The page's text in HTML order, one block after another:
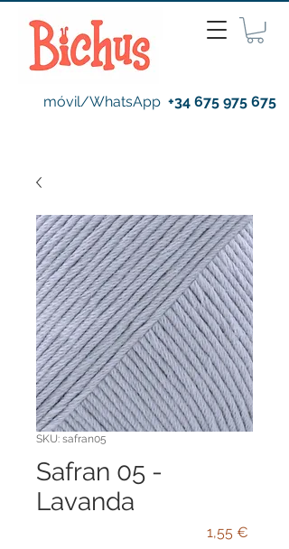
móvil/WhatsApp +34 675 975 675
SKU: safran05
Safran 05 -
Lavanda
1,55 €